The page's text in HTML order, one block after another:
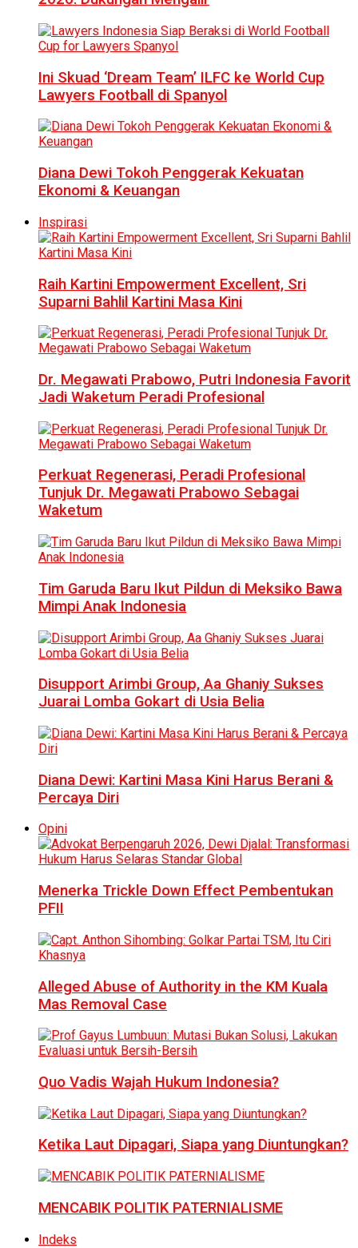
Ini Skuad ‘Dream Team’ ILFC ke World Cup
Lawyers Football di Spanyol
Diana Dewi Tokoh Penggerak Kekuatan
Ekonomi & Keuangan
Inspirasi
Raih Kartini Empowerment Excellent, Sri
Suparni Bahlil Kartini Masa Kini
Dr. Megawati Prabowo, Putri Indonesia Favorit
Jadi Waketum Peradi Profesional
Perkuat Regenerasi, Peradi Profesional
Tunjuk Dr. Megawati Prabowo Sebagai
Waketum
Tim Garuda Baru Ikut Pildun di Meksiko Bawa
Mimpi Anak Indonesia
Disupport Arimbi Group, Aa Ghaniy Sukses
Juarai Lomba Gokart di Usia Belia
Diana Dewi: Kartini Masa Kini Harus Berani &
Percaya Diri
Opini
Menerka Trickle Down Effect Pembentukan
PFII
Alleged Abuse of Authority in the KM Kuala
Mas Removal Case
Quo Vadis Wajah Hukum Indonesia?
Ketika Laut Dipagari, Siapa yang Diuntungkan?
MENCABIK POLITIK PATERNIALISME
Indeks